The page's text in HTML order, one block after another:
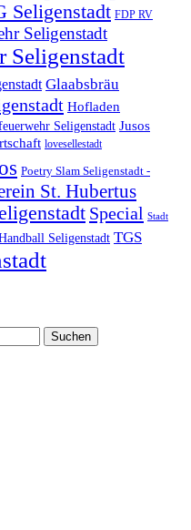
Seligenstadt FDP RV
Seligenstadt
Seligenstadt
Glaabsbräu
Hofladen
Seligenstadt Jusos
lovesellestadt
Poetry Slam Seligenstadt -
St. Hubertus
Special Stadt
Seligenstadt TGS